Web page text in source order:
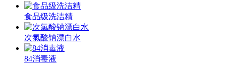
食品级洗洁精
次氯酸钠漂白水
84消毒液